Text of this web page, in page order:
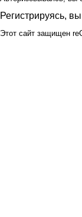
Регистрируясь,
Этот сайт защищен